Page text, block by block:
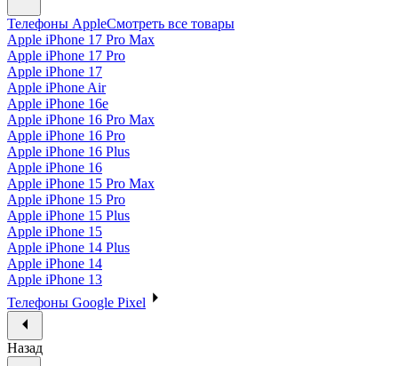
Телефоны AppleСмотреть все товары
Apple iPhone 17 Pro Max
Apple iPhone 17 Pro
Apple iPhone 17
Apple iPhone Air
Apple iPhone 16e
Apple iPhone 16 Pro Max
Apple iPhone 16 Pro
Apple iPhone 16 Plus
Apple iPhone 16
Apple iPhone 15 Pro Max
Apple iPhone 15 Pro
Apple iPhone 15 Plus
Apple iPhone 15
Apple iPhone 14 Plus
Apple iPhone 14
Apple iPhone 13
Телефоны Google Pixel
Назад